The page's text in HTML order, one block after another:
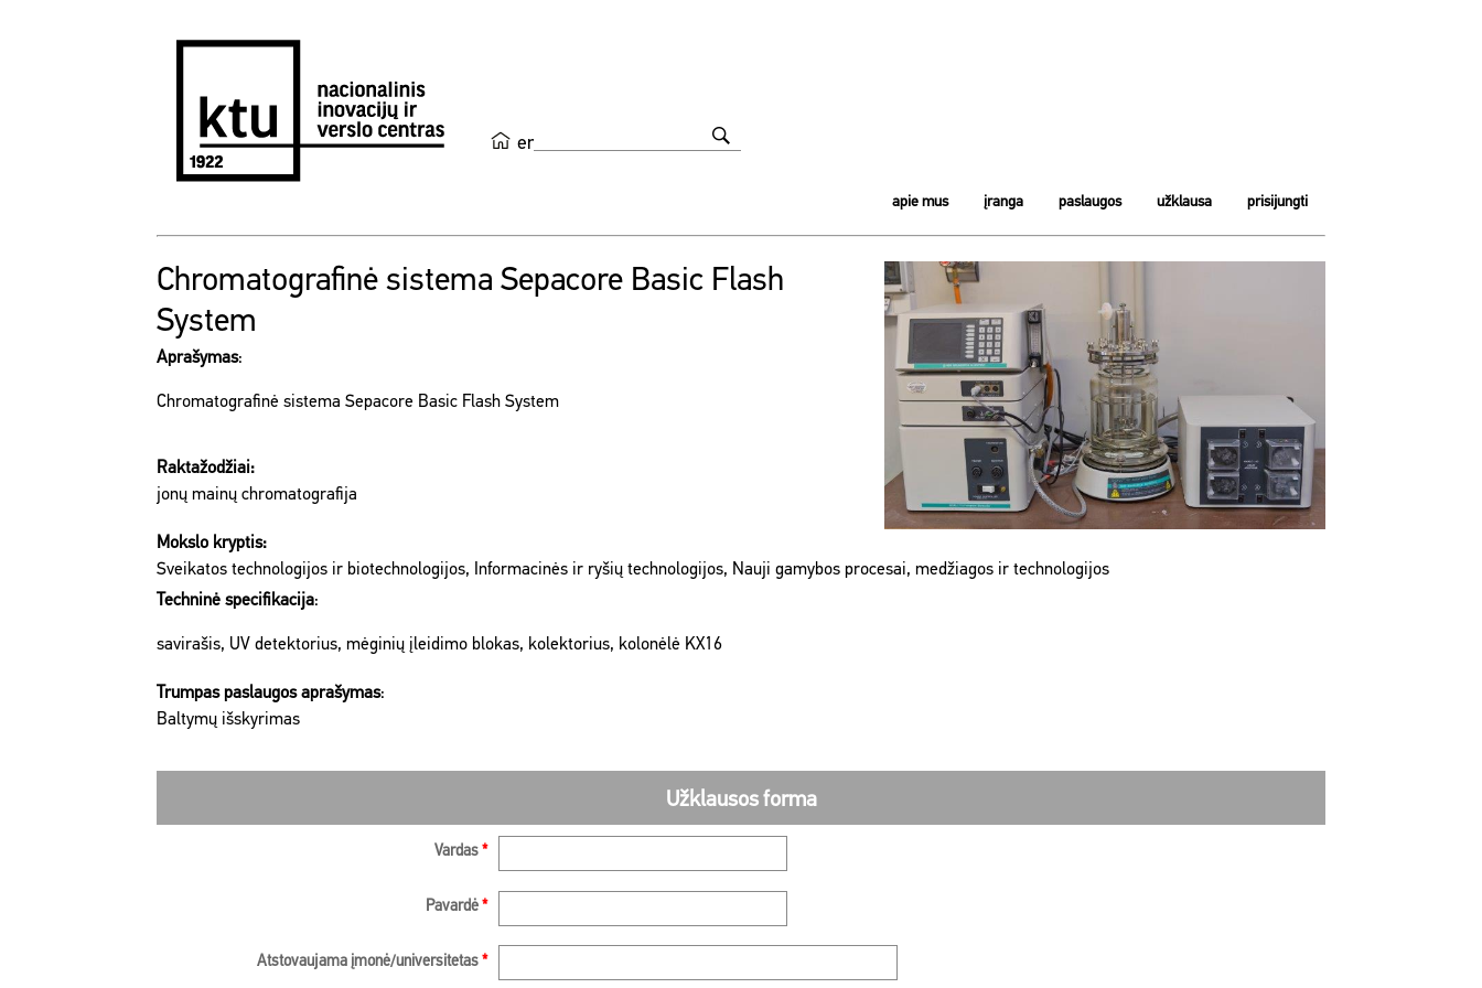
en
apie mus įranga paslaugos užklausa prisijungti
Chromatografinė sistema Sepacore Basic Flash
System
Aprašymas:
Chromatografinė sistema Sepacore Basic Flash System
Raktažodžiai:
jonų mainų chromatografija
Mokslo kryptis:
Sveikatos technologijos ir biotechnologijos, Informacinės ir ryšių technologijos, Nauji gamybos procesai, medžiagos ir technologijos
Techninė specifikacija:
savirašis, UV detektorius, mėginių įleidimo blokas, kolektorius, kolonėlė KX16
Trumpas paslaugos aprašymas:
Baltymų išskyrimas
Užklausos forma
Vardas *
Pavardė *
Atstovaujama įmonė/universitetas *